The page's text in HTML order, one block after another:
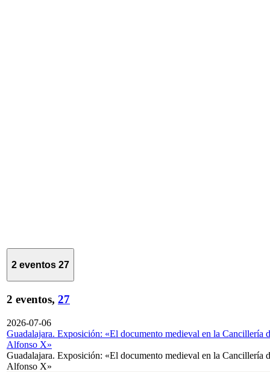
2 eventos 27
2 eventos, 27
2026-07-06
Guadalajara. Exposición: «El documento medieval en la Cancillería
Alfonso X»
Guadalajara. Exposición: «El documento medieval en la Cancillería
Alfonso X»